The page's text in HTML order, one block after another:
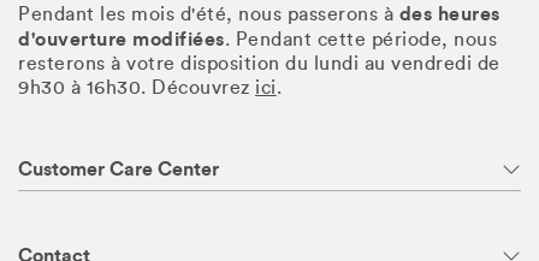
Pendant les mois d'été, nous passerons à des heures
d'ouverture modifiées. Pendant cette période, nous
resterons à votre disposition du lundi au vendredi de
9h30 à 16h30. Découvrez ici.
Customer Care Center
Contact